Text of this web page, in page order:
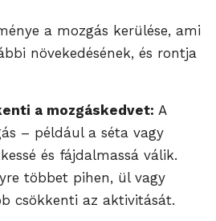
a mozgás kerülése, ami
növekedésének, és rontja
a mozgáskedvet: A
– például a séta vagy
és fájdalmassá válik.
többet pihen, ül vagy
csökkenti az aktivitását.